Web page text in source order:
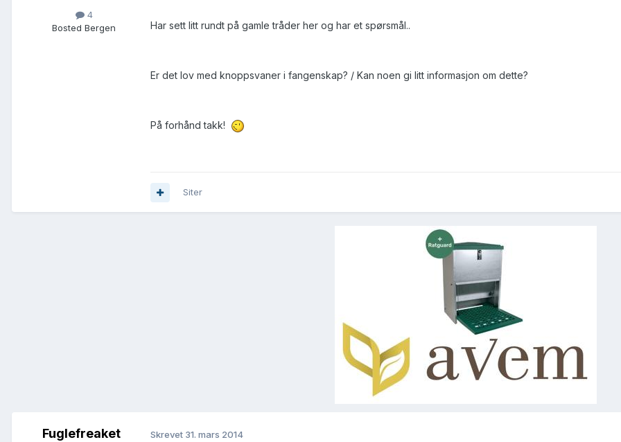
4
Bosted Bergen Har sett litt rundt på gamle tråder her og har et spørsmål..
Er det lov med knoppsvaner i fangenskap? / Kan noen gi litt informasjon om dette?
På forhånd takk!
Siter
Fuglefreaket Skrevet 31. mars 2014